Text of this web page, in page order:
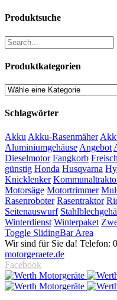
Produktsuche
Produktkategorien
Schlagwörter
Akku Akku-Rasenmäher
Aluminiumgehäuse Angebot
Dieselmotor Fangkorb
günstig Honda Husqvarna
Knicklenker
Motorsäge Motortrimmer
Rasenroboter Rasentraktor
Seitenauswurf
Winterdienst Winterpaket
Toggle SlidingBar Area
Wir sind für Sie da! Telefon:
motorgeraete.de
Facebook